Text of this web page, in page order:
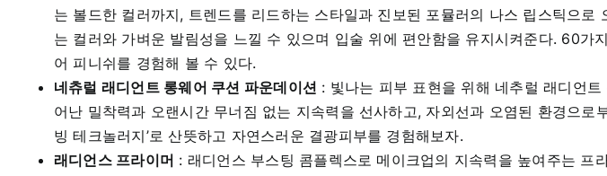
는 볼드한 컬러까지, 트렌드를 리드하는 스타일과 진보된 포뮬러의 나스 립스틱으
는 컬러와 가벼운 발림성을 느낄 수 있으며 입술 위에 편안함을 유지시켜준다. 60
어 피니쉬를 경험해 볼 수 있다.
네츄럴 래디언트 롱웨어 쿠션 파운데이션 : 빛나는 피부 표현을 위해 네추럴 래디언
어난 밀착력과 오랜시간 무너짐 없는 지속력을 선사하고, 자외선과 오염된 환경으
빙 테크놀러지’로 산뜻하고 자연스러운 결광피부를 경험해보자.
래디언스 프라이머 : 래디언스 부스팅 콤플렉스로 메이크업의 지속력을 높여주는